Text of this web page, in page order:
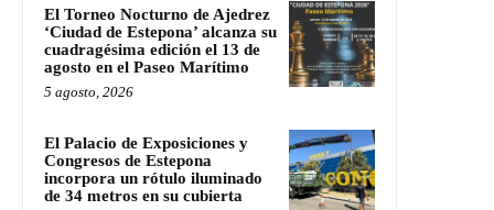
El Torneo Nocturno de Ajedrez
‘Ciudad de Estepona’ alcanza su
cuadragésima edición el 13 de
agosto en el Paseo Marítimo
5 agosto, 2026
El Palacio de Exposiciones y
Congresos de Estepona
incorpora un rótulo iluminado
de 34 metros en su cubierta